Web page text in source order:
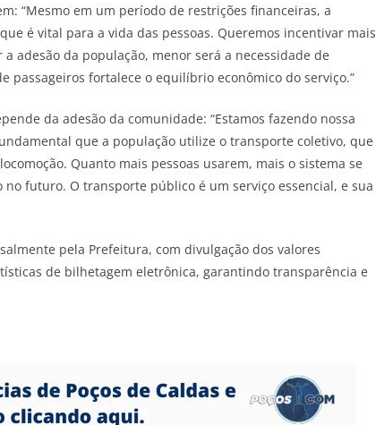
“Mesmo em um período de restrições financeiras, a
é vital para a vida das pessoas. Queremos incentivar mais
adesão da população, menor será a necessidade de
fortalece o equilíbrio econômico do serviço.”
da adesão da comunidade: “Estamos fazendo nossa
que a população utilize o transporte coletivo, que
Quanto mais pessoas usarem, mais o sistema se
futuro. O transporte público é um serviço essencial, e sua
pela Prefeitura, com divulgação dos valores
de bilhetagem eletrônica, garantindo transparência e